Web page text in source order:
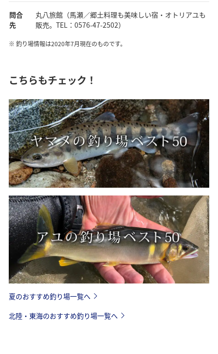
問合
先
丸八旅館（馬瀬／郷土料理も美味しい宿・オトリアユも
販売。TEL：0576-47-2502）
釣り場情報は2020年7月現在のものです。
こちらもチェック！
夏のおすすめ釣り場一覧へ
北陸・東海のおすすめ釣り場一覧へ